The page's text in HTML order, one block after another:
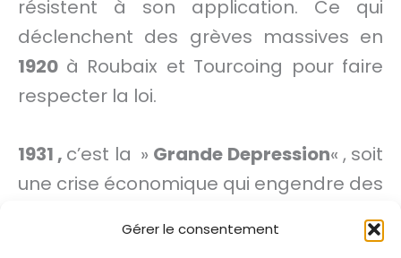
Gérer le consentement
résistent à son application. Ce qui
déclenchent des grèves massives en
1920 à Roubaix et Tourcoing pour faire
respecter la loi.
1931 , c’est la » Grande Depression« , soit
une crise économique qui engendre des
baisses de salaires de 20 à 30 %. Une
grève démarre à Roubaix-Tourcoing.